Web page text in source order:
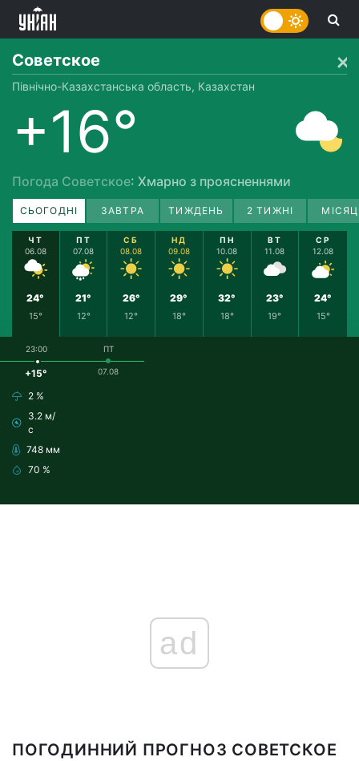
Советское
Північно-Казахстанська область, Казахстан
+16°
Погода Советское: Хмарно з проясненнями
СЬОГОДНІ ЗАВТРА ТИЖДЕНЬ 2 ТИЖНІ
ЧТ
06.08
24°
15°
ПТ
07.08
21°
12°
СБ
08.08
26°
12°
НД
09.08
29°
18°
ПН
10.08
32°
18°
ВТ
11.08
23°
19°
СР
12.08
24°
15°
23:00
+15°
2 %
3.2 м/
с
748 мм
70 %
ПТ
07.08
ad
ПОГОДИННИЙ ПРОГНОЗ СОВЕТСКОЕ